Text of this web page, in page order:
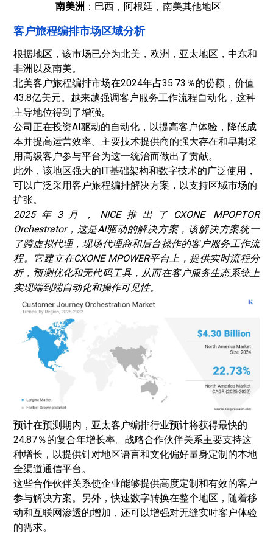
南美洲 ：巴西，阿根廷，南美其他地区
客户旅程编排市场区域分析
根据地区，该市场已分为北美，欧洲，亚太地区，中东和
非洲以及南美。
北美客户旅程编排市场在2024年占35.73％的份额，价值
43.8亿美元。越来越强调客户服务工作流程自动化，这种
主导地位得到了增强。
公司正在投资AI驱动的自动化，以提高客户体验，降低成
本并提高运营效率。主要技术提供商的强大存在和早期采
用高级客户参与平台为这一统治而做出了贡献。
此外，该地区强大的IT基础架构和数字技术的广泛使用，
可以广泛采用客户旅程编排解决方案，以支持区域市场的
扩张。
2025年3月，NICE推出了CXONE MPOPTOR
Orchestrator，这是AI驱动的解决方案，该解决方案统一
了跨虚拟代理，现场代理商和后台操作的客户服务工作流
程。它建立在CXONE MPOWER平台上，提供实时流程分
析，预测优化和无代码工具，从而在客户服务生态系统上
实现端到端自动化和操作可见性。
预计在预测期内，亚太客户编排行业预计将获得最快的
24.87％的复合年增长率。战略合作伙伴关系主要支持这
种增长，以提供针对地区语言和文化偏好量身定制的本地
全渠道通信平台。
这些合作伙伴关系使企业能够提供高度定制和有效的客户
参与解决方案。另外，快速数字转换在整个地区，随着移
动和互联网渗透的增加，还可以增强对无缝实时客户体验
的需求。